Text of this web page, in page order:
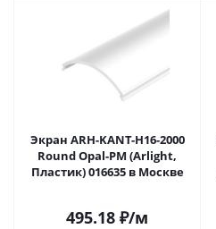
Экран ARH-KANT-H16-2000
Round Opal-PM (Arlight,
Пластик) 016635 в Москве
495.18 ₽/м